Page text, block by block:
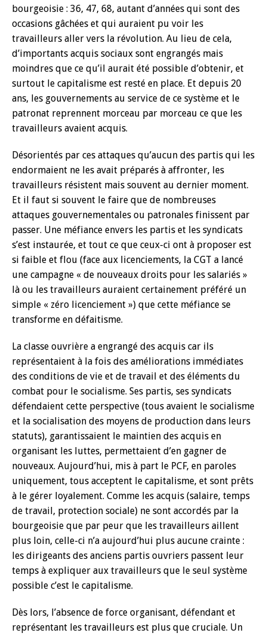
bourgeoisie : 36, 47, 68, autant d’années qui sont des
occasions gâchées et qui auraient pu voir les
travailleurs aller vers la révolution. Au lieu de cela,
d’importants acquis sociaux sont engrangés mais
moindres que ce qu’il aurait été possible d’obtenir, et
surtout le capitalisme est resté en place. Et depuis 20
ans, les gouvernements au service de ce système et le
patronat reprennent morceau par morceau ce que les
travailleurs avaient acquis.
Désorientés par ces attaques qu’aucun des partis qui les
endormaient ne les avait préparés à affronter, les
travailleurs résistent mais souvent au dernier moment.
Et il faut si souvent le faire que de nombreuses
attaques gouvernementales ou patronales finissent par
passer. Une méfiance envers les partis et les syndicats
s’est instaurée, et tout ce que ceux-ci ont à proposer est
si faible et flou (face aux licenciements, la CGT a lancé
une campagne « de nouveaux droits pour les salariés »
là ou les travailleurs auraient certainement préféré un
simple « zéro licenciement ») que cette méfiance se
transforme en défaitisme.
La classe ouvrière a engrangé des acquis car ils
représentaient à la fois des améliorations immédiates
des conditions de vie et de travail et des éléments du
combat pour le socialisme. Ses partis, ses syndicats
défendaient cette perspective (tous avaient le socialisme
et la socialisation des moyens de production dans leurs
statuts), garantissaient le maintien des acquis en
organisant les luttes, permettaient d’en gagner de
nouveaux. Aujourd’hui, mis à part le PCF, en paroles
uniquement, tous acceptent le capitalisme, et sont prêts
à le gérer loyalement. Comme les acquis (salaire, temps
de travail, protection sociale) ne sont accordés par la
bourgeoisie que par peur que les travailleurs aillent
plus loin, celle-ci n’a aujourd’hui plus aucune crainte :
les dirigeants des anciens partis ouvriers passent leur
temps à expliquer aux travailleurs que le seul système
possible c’est le capitalisme.
Dès lors, l’absence de force organisant, défendant et
représentant les travailleurs est plus que cruciale. Un